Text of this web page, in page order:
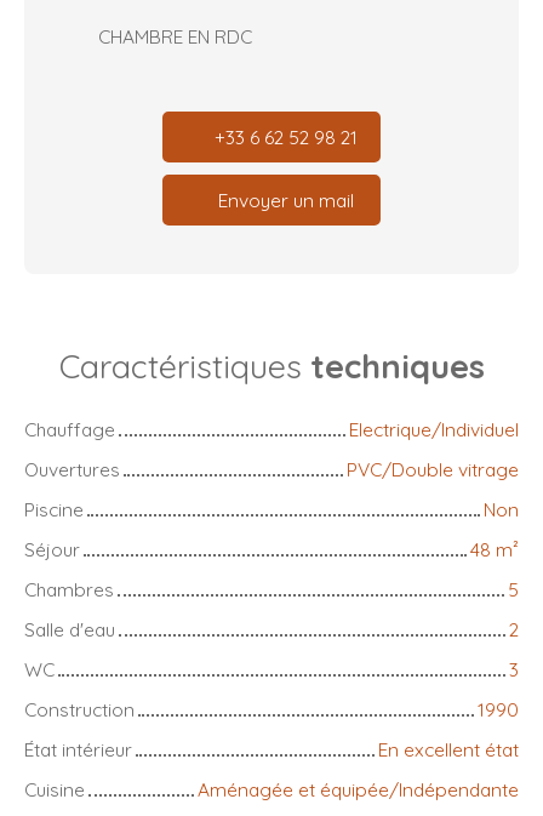
CHAMBRE EN RDC
+33 6 62 52 98 21
Envoyer un mail
Caractéristiques techniques
Chauffage
Electrique/Individuel
Ouvertures
PVC/Double vitrage
Piscine
Non
Séjour
48 m²
Chambres
5
Salle d'eau
2
WC
3
Construction
1990
État intérieur
En excellent état
Cuisine
Aménagée et équipée/Indépendante